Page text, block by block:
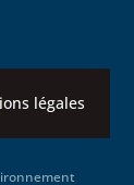
légales